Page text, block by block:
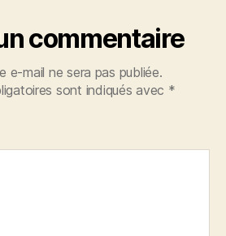
commentaire
e-mail ne sera pas publiée.
sont indiqués avec *